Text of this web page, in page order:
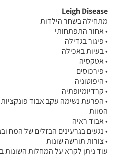
Leigh Disease
מתחילה בשחר הילדות
• אחור התפתחותי
• פיגור בגדילה
• בעיות באכילה
• אטקסיה
• פירכוסים
• היפוטוניה
• קרדיומיופתיה
• הפרעת נשימה עקב אבוד
המוות
• אבוד ראיה
• נגעים בגרעינים הבזלים של המח
• צורות תורשה שונות
עוד ניתן לקרא על המחלות השונות